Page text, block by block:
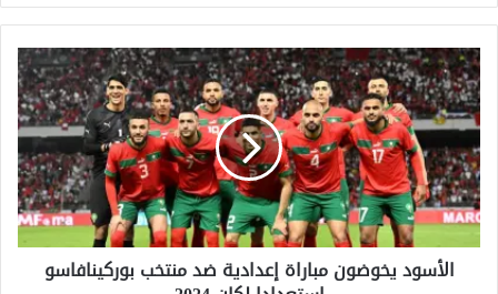
ا
ل
أ
س
و
د
ي
خ
و
الأسود يخوضون مباراة إعدادية ضد منتخب بوركينافاسو